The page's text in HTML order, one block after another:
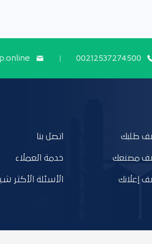
00212537274500
طلبك
مصنعك
إعلانك
اتصل بنا
خدمة العملاء
الأسئلة الأكثر